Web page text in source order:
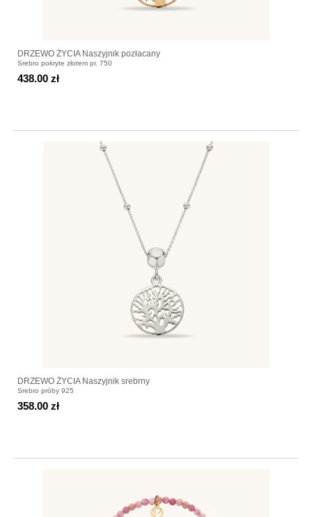
DRZEWO ŻYCIA Naszyjnik pozłacany
Srebro pokryte złotem pr. 750
438.00 zł
DRZEWO ŻYCIA Naszyjnik srebrny
Srebro próby 925
358.00 zł